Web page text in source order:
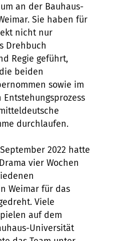
an der Bauhaus-
Sie haben für
nicht nur
Drehbuch
Regie geführt,
beiden
sowie im
durchlaufen.
2022 hatte
vier Wochen
Weimar für das
Viele
auf dem
Universität